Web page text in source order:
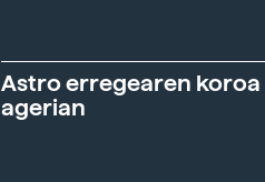
Astro erregearen koroa
agerian